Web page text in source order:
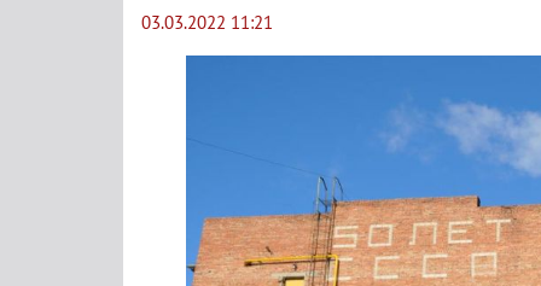
03.03.2022 11:21